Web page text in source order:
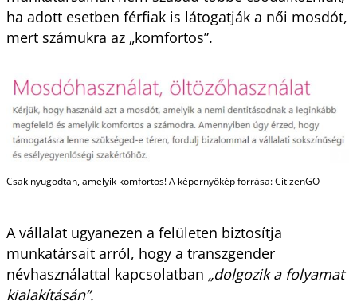
ha adott esetben férfiak is látogatják a női mosdót,
mert számukra az „komfortos”.
Csak nyugodtan, amelyik komfortos! A képernyőkép forrása: CitizenGO
A vállalat ugyanezen a felületen biztosítja
munkatársait arról, hogy a transzgender
névhasználattal kapcsolatban „dolgozik a folyamat
kialakításán”.